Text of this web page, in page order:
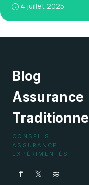
4 juillet 2025
Blog
Assurance
Traditionnel
CONSEILS
ASSURANCE
EXPÉRIMENTÉS
f 𝕏 ≋